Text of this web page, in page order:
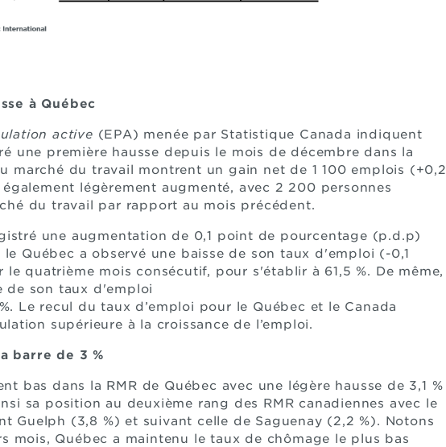
à Québec
active (EPA) menée par Statistique Canada indiquent
une première hausse depuis le mois de décembre dans la
marché du travail montrent un gain net de 1 100 emplois (+0,2
légèrement augmenté, avec 2 200 personnes
du travail par rapport au mois précédent.
une augmentation de 0,1 point de pourcentage (p.d.p)
Québec a observé une baisse de son taux d'emploi (-0,1
quatrième mois consécutif, pour s'établir à 61,5 %. De même,
de son taux d'emploi
Le recul du taux d’emploi pour le Québec et le Canada
supérieure à la croissance de l’emploi.
barre de 3 %
bas dans la RMR de Québec avec une légère hausse de 3,1 %
sa position au deuxième rang des RMR canadiennes avec le
Guelph (3,8 %) et suivant celle de Saguenay (2,2 %). Notons
mois, Québec a maintenu le taux de chômage le plus bas